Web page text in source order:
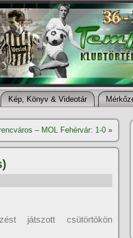
Kép, Könyv & Videotár
– MOL Fehérvár: 1-0 »
játszott csütörtökön